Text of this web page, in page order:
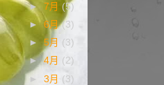
►7月(5)
► 6月(3)
►5月 (3)
►4月 (2)
►3月 (3)